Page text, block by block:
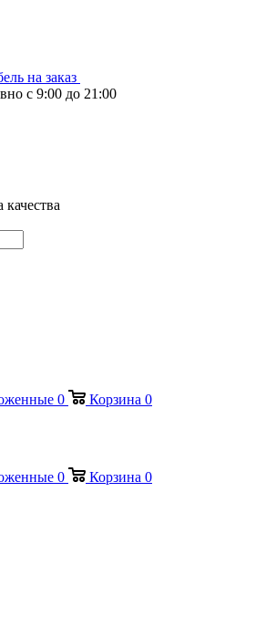
на заказ
с 9:00 до 21:00
0 Корзина 0
0 Корзина 0